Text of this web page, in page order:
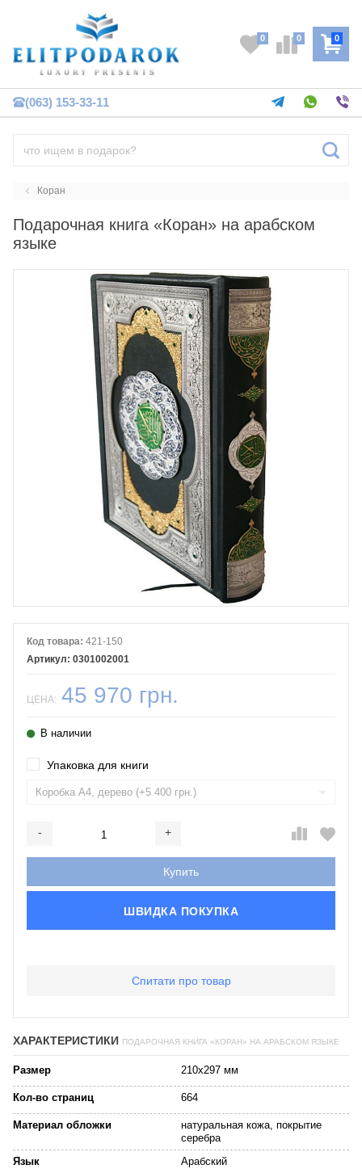
0
0 0
(063) 153-33-11
Коран
Подарочная книга «Коран» на арабском
языке
Код товара: 421-150
0301002001
ЦЕНА: 45 970 грн.
В наличии
Упаковка для книги
- +
Купить
ШВИДКА ПОКУПКА
Спитати про товар
ХАРАКТЕРИСТИКИ ПОДАРОЧНАЯ КНИГА «КОРАН» НА АРАБСКОМ ЯЗЫКЕ
Размер 210х297 мм
Кол-во страниц 664
Материал обложки
натуральная кожа, покрытие
серебра
Язык
Арабский